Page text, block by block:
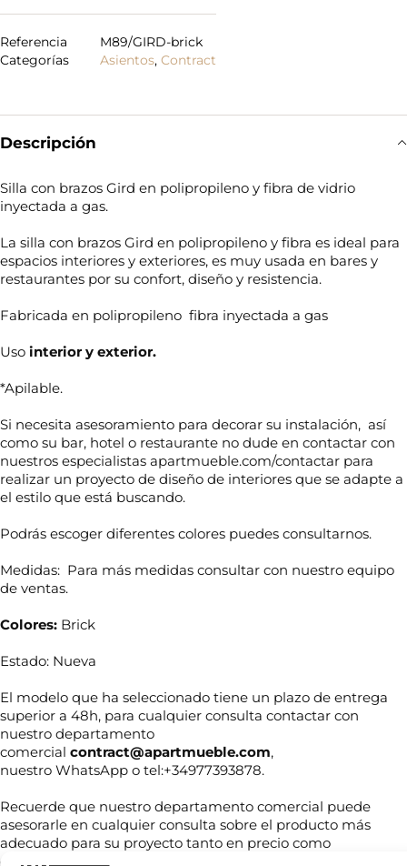
Referencia
M89/GIRD-brick
Categorías
Asientos, Contract
Descripción
Silla con brazos Gird en polipropileno y fibra de vidrio
inyectada a gas.
La silla con brazos Gird en polipropileno y fibra es ideal para
espacios interiores y exteriores, es muy usada en bares y
restaurantes por su confort, diseño y resistencia.
Fabricada en polipropileno fibra inyectada a gas
Uso interior y exterior.
*Apilable.
Si necesita asesoramiento para decorar su instalación, así
como su bar, hotel o restaurante no dude en contactar con
nuestros especialistas apartmueble.com/contactar para
realizar un proyecto de diseño de interiores que se adapte a
el estilo que está buscando.
Podrás escoger diferentes colores puedes consultarnos.
Medidas: Para más medidas consultar con nuestro equipo
de ventas.
Colores: Brick
Estado: Nueva
El modelo que ha seleccionado tiene un plazo de entrega
superior a 48h, para cualquier consulta contactar con
nuestro departamento
comercial contract@apartmueble.com,
nuestro WhatsApp o tel:+34977393878.
Recuerde que nuestro departamento comercial puede
asesorarle en cualquier consulta sobre el producto más
adecuado para su proyecto tanto en precio como
disponibilidad, así como crear su proyecto de interiorismo.
N
o
m
b
e
*e
l
é